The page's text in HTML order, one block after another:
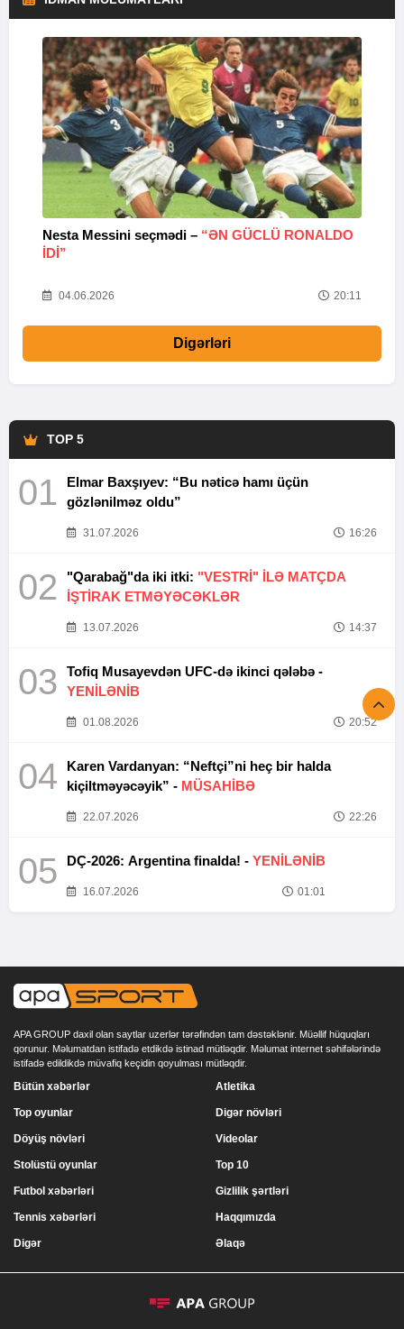
Nesta Messini seçmədi – “ƏN GÜCLÜ RONALDO
IDI”
04.06.2026 20:11
Digərləri
TOP 5
01
Elmar Baxşıyev: “Bu nəticə hamı üçün
gözlənilməz oldu”
31.07.2026 16:26
02 "Qarabağ"da iki itki: "VESTRİ" İLƏ MATÇDA
İŞTİRAK ETMƏYƏCƏKLƏR
13.07.2026 14:37
03
Tofiq Musayevdən UFC-də ikinci qələbə -
YENİLƏNİB
01.08.2026 20:52
04
Karen Vardanyan: “Neftçi”ni heç bir halda
kiçiltməyəcəyik” - MÜSAHİBƏ
22.07.2026 22:26
05 DÇ-2026: Argentina finalda! - YENİLƏNİB
16.07.2026 01:01
APA GROUP daxil olan saytlar uzerlər tərəfindən tam dəstəklənir. Müəllif hüquqları
qorunur. Məlumatdan istifadə etdikdə istinad mütləqdir. Məlumat internet səhifələrində
istifadə edildikdə müvafiq keçidin qoyulması mütləqdir.
Bütün xəbərlər
Top oyunlar
Döyüş növləri
Stolüstü oyunlar
Atletika
Digər növləri
Videolar
Top 10
Futbol xəbərləri
Tennis xəbərləri
Digər
Gizlilik şərtləri
Haqqımızda
Əlaqə